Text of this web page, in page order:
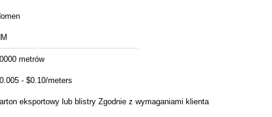
metrów
- $0.10/meters
eksportowy lub blistry Zgodnie z wymaganiami klienta